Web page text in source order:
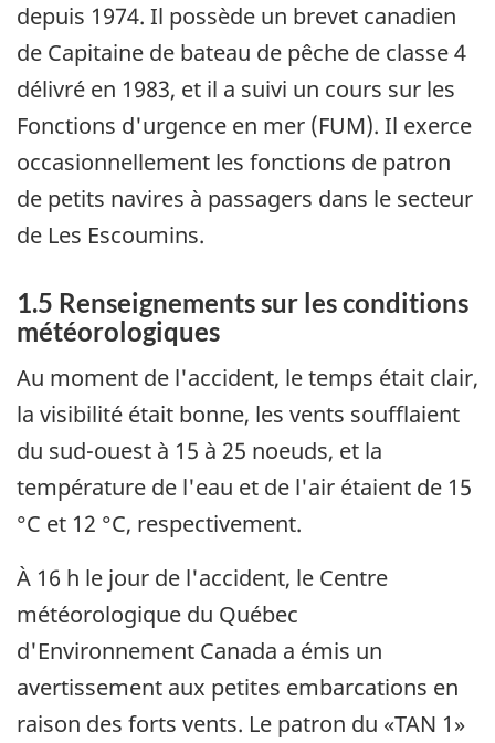
depuis 1974. Il possède un brevet canadien
de Capitaine de bateau de pêche de classe 4
délivré en 1983, et il a suivi un cours sur les
Fonctions d'urgence en mer (FUM). Il exerce
occasionnellement les fonctions de patron
de petits navires à passagers dans le secteur
de Les Escoumins.
1.5 Renseignements sur les conditions
météorologiques
Au moment de l'accident, le temps était clair,
la visibilité était bonne, les vents soufflaient
du sud-ouest à 15 à 25 noeuds, et la
température de l'eau et de l'air étaient de 15
°C et 12 °C, respectivement.
À 16 h le jour de l'accident, le Centre
météorologique du Québec
d'Environnement Canada a émis un
avertissement aux petites embarcations en
raison des forts vents. Le patron du «TAN 1»